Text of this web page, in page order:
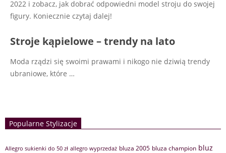
2022 i zobacz, jak dobrać odpowiedni model stroju do swojej
figury. Koniecznie czytaj dalej!
Stroje kąpielowe – trendy na lato
Moda rządzi się swoimi prawami i nikogo nie dziwią trendy
ubraniowe, które …
Popularne Stylizacje
Allegro sukienki do 50 zł allegro wyprzedaż bluza 2005 bluza champion bluz